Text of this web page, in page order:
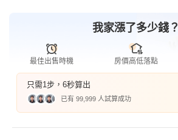
我家漲了多少錢？
最佳出售時機 房價高低落點
只需1步，6秒算出
已有 99,999 人試算成功